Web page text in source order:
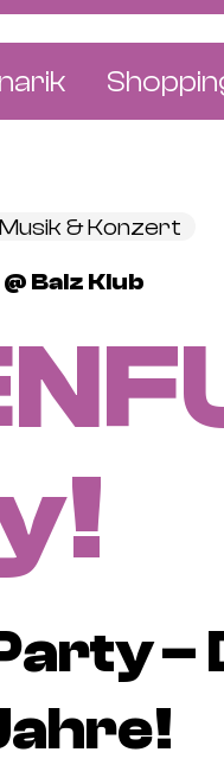
&
Blumen
Musik & Konzert
Balz Klub
–